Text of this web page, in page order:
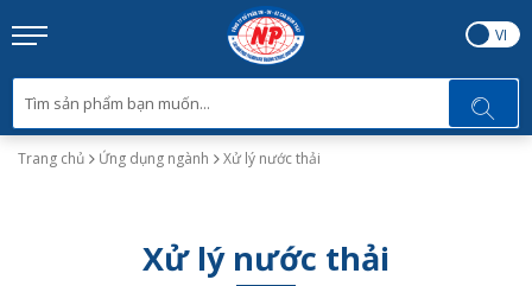
EN VI
Trang chủ Ứng dụng ngành Xử lý nước thải
Xử lý nước thải